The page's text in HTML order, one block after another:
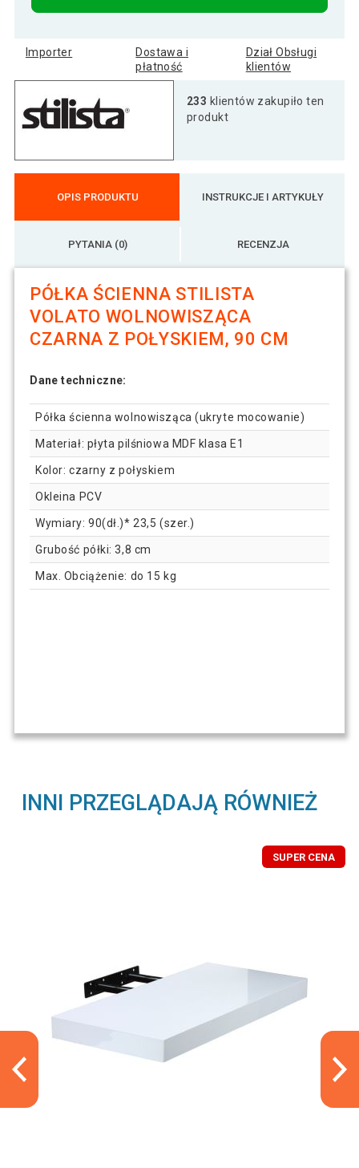
Półka ścienna Stylist Volato, 40 cm, czarny
połysk
56 zł
Półka ścienna Stylist Volato, 60 cm, czarny
połysk
Importer
Dostawa i
płatność
Dział Obsługi
klientów
233 klientów zakupiło ten
produkt
OPIS PRODUKTU INSTRUKCJE I ARTYKUŁY
PYTANIA (0) RECENZJA
PÓŁKA ŚCIENNA STILISTA
VOLATO WOLNOWISZĄCA
CZARNA Z POŁYSKIEM, 90 CM
Dane techniczne:
Półka ścienna wolnowisząca (ukryte mocowanie)
Materiał: płyta pilśniowa MDF klasa E1
Kolor: czarny z połyskiem
Okleina PCV
Wymiary: 90(dł.)* 23,5 (szer.)
Grubość półki: 3,8 cm
Max. Obciążenie: do 15 kg
INNI PRZEGLĄDAJĄ RÓWNIEŻ
SUPER CENA